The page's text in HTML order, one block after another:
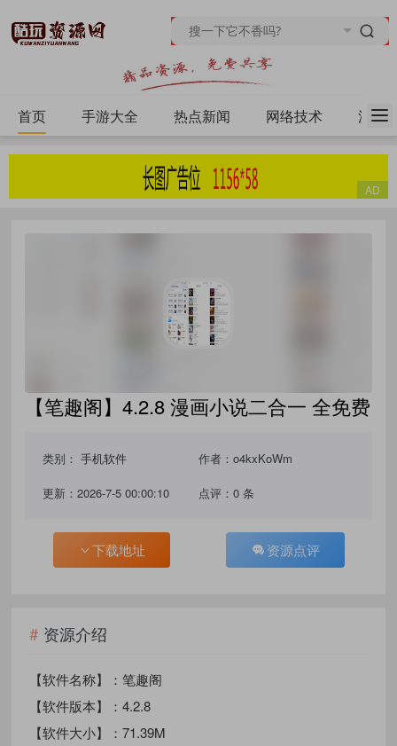
首页 手游大全 热点新闻 网络技术 源码
【笔趣阁】4.2.8 漫画小说二合一 全免费
类别：手机软件 作者：o4kxKoWm
更新：2026-7-5 00:00:10 点评：0 条
下载地址 资源点评
资源介绍
【软件名称】：笔趣阁
【软件版本】：4.2.8
【软件大小】：71.39M